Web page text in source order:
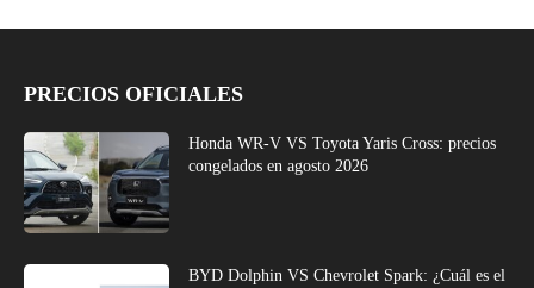
PRECIOS OFICIALES
Honda WR-V VS Toyota Yaris Cross: precios
congelados en agosto 2026
BYD Dolphin VS Chevrolet Spark: ¿Cuál es el